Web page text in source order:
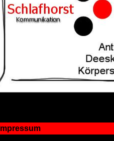
Impressum